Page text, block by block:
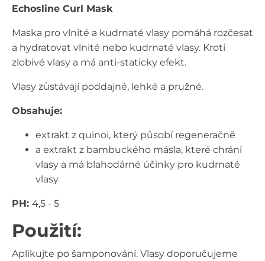
ml
množství
Echosline Curl Mask
Maska pro vlnité a kudrnaté vlasy pomáhá rozčesat
a hydratovat vlnité nebo kudrnaté vlasy. Krotí
zlobivé vlasy a má anti-staticky efekt.
Vlasy zůstávají poddajné, lehké a pružné.
Obsahuje:
extrakt z quinoi, který působí regeneračně
a extrakt z bambuckého másla, které chrání
vlasy a má blahodárné účinky pro kudrnaté
vlasy
PH: 4,5 - 5
Použití:
Aplikujte po šamponování. Vlasy doporučujeme